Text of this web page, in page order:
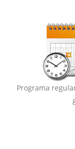
Programa